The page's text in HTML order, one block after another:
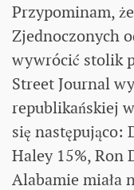
Przypominam,
Zjednoczonych
wywrócić stolik
Street Journal
republikańskiej
się następująco:
Haley 15%, Ron
Alabamie miała